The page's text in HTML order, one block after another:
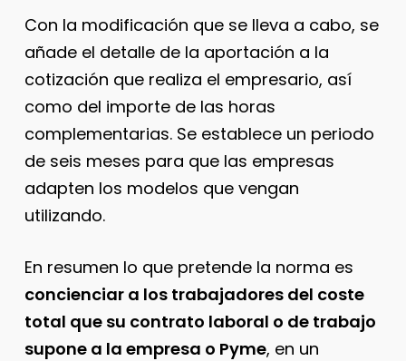
Con la modificación que se lleva a cabo, se
añade el detalle de la aportación a la
cotización que realiza el empresario, así
como del importe de las horas
complementarias. Se establece un periodo
de seis meses para que las empresas
adapten los modelos que vengan
utilizando.
En resumen lo que pretende la norma es
concienciar a los trabajadores del coste
total que su contrato laboral o de trabajo
supone a la empresa o Pyme, en un